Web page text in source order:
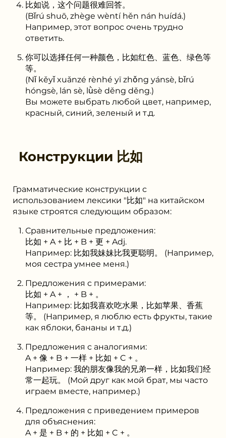
比如说，这个问题很难回答。
(Bǐrú shuō, zhège wèntí hěn nán huídá.)
Например, этот вопрос очень трудно
ответить.
你可以选择任何一种颜色，比如红色、蓝色、绿色等
等。
(Nǐ kěyǐ xuǎnzé rènhé yī zhǒng yánsè, bǐrú
hóngsè, lán sè, lǜsè děng děng.)
Вы можете выбрать любой цвет, например,
красный, синий, зеленый и т.д.
Конструкции 比如
Грамматические конструкции с
использованием лексики "比如" на китайском
языке строятся следующим образом:
Сравнительные предложения:
比如 + A + 比 + B + 更 + Adj.
Например: 比如我妹妹比我更聪明。 (Например,
моя сестра умнее меня.)
Предложения с примерами:
比如 + A + ， + B + 。
Например: 比如我喜欢吃水果，比如苹果、香蕉
等。 (Например, я люблю есть фрукты, такие
как яблоки, бананы и т.д.)
Предложения с аналогиями:
A + 像 + B + 一样 + 比如 + C + 。
Например: 我的朋友像我的兄弟一样，比如我们经
常一起玩。 (Мой друг как мой брат, мы часто
играем вместе, например.)
Предложения с приведением примеров
для объяснения:
A + 是 + B + 的 + 比如 + C + 。